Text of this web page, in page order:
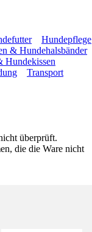
Hundepflege
& Hundehalsbänder
Hundekissen
Transport
überprüft.
die die Ware nicht